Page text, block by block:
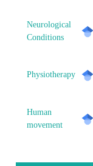
Neurological
Conditions
Physiotherapy
Human
movement